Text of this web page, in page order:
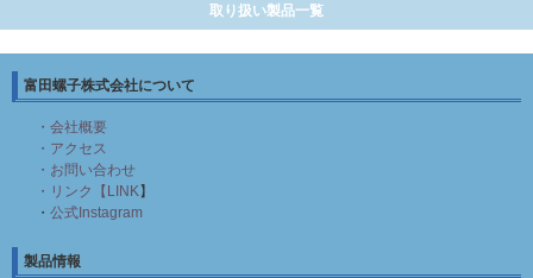
取り扱い製品一覧
富田螺子株式会社について
・会社概要
・アクセス
・お問い合わせ
・リンク【LINK】
・ 公式Instagram
製品情報